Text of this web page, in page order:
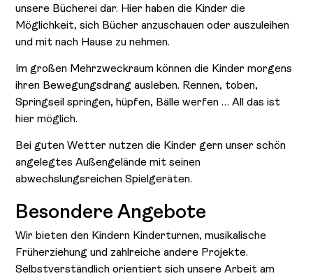
unsere Bücherei dar. Hier haben die Kinder die
Möglichkeit, sich Bücher anzuschauen oder auszuleihen
und mit nach Hause zu nehmen.
Im großen Mehrzweckraum können die Kinder morgens
ihren Bewegungsdrang ausleben. Rennen, toben,
Springseil springen, hüpfen, Bälle werfen … All das ist
hier möglich.
Bei guten Wetter nutzen die Kinder gern unser schön
angelegtes Außengelände mit seinen
abwechslungsreichen Spielgeräten.
Besondere Angebote
Wir bieten den Kindern Kinderturnen, musikalische
Früherziehung und zahlreiche andere Projekte.
Selbstverständlich orientiert sich unsere Arbeit am